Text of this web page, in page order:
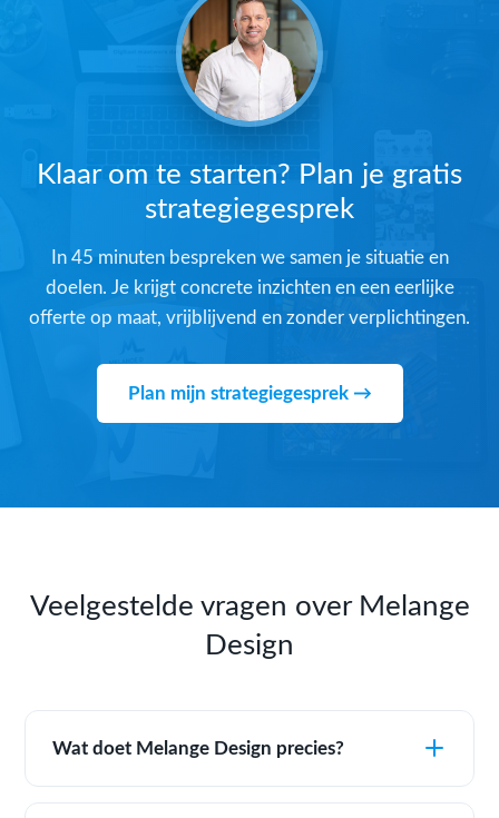
Klaar om te starten? Plan je gratis
strategiegesprek
In 45 minuten bespreken we samen je situatie en
doelen. Je krijgt concrete inzichten en een eerlijke
offerte op maat, vrijblijvend en zonder verplichtingen.
Plan mijn strategiegesprek →
Veelgestelde vragen over Melange
Design
Wat doet Melange Design precies?